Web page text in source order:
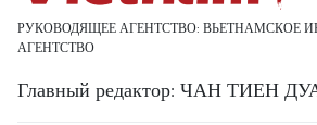
РУКОВОДЯЩЕЕ АГЕНТСТВО: ВЬЕТНАМСКОЕ
АГЕНТСТВО
Главный редактор: ЧАН ТИЕН